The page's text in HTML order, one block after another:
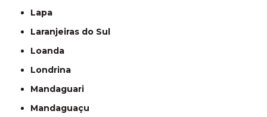
Lapa
Laranjeiras do Sul
Loanda
Londrina
Mandaguari
Mandaguaçu